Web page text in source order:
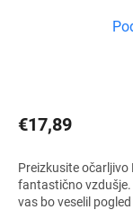
€17,89
Preizkusite očarljivo
fantastično vzdušje.
vas bo veselil